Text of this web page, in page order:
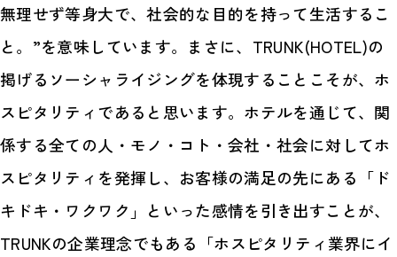
無理せず等身大で、社会的な目的を持って生活するこ
と。”を意味しています。まさに、TRUNK(HOTEL)の
掲げるソーシャライジングを体現することこそが、ホ
スピタリティであると思います。ホテルを通じて、関
係する全ての人・モノ・コト・会社・社会に対してホ
スピタリティを発揮し、お客様の満足の先にある「ド
キドキ・ワクワク」といった感情を引き出すことが、
TRUNKの企業理念でもある「ホスピタリティ業界にイ